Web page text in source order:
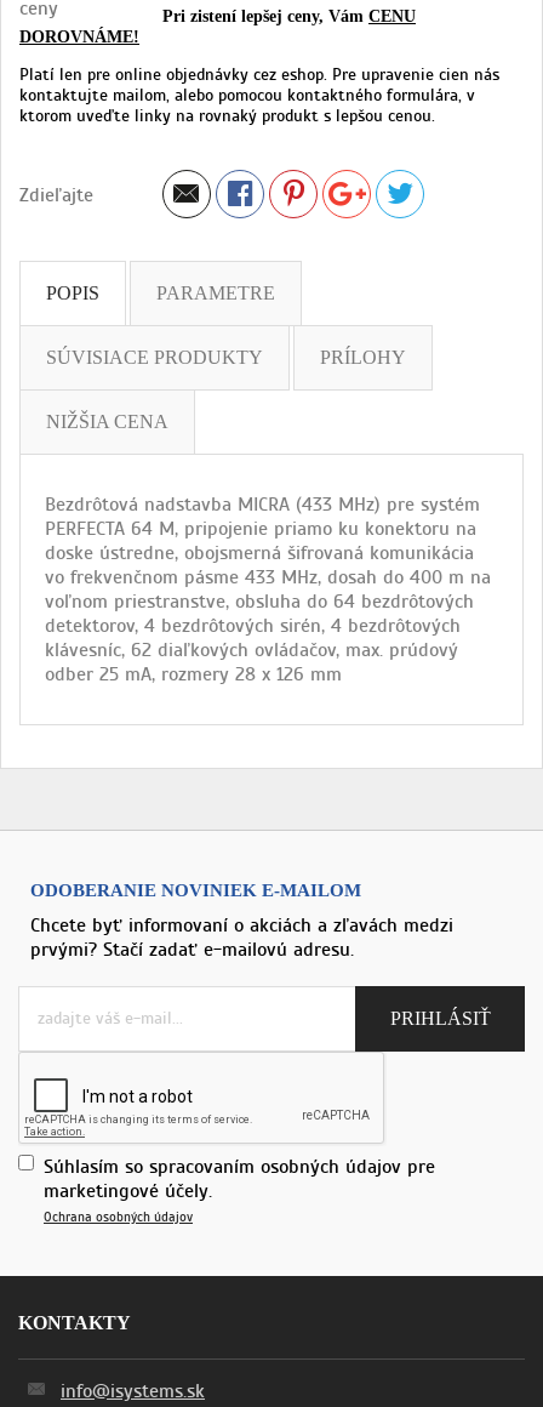
Pri zistení lepšej ceny, Vám CENU
DOROVNÁME!
Platí len pre online objednávky cez eshop. Pre upravenie cien nás
kontaktujte mailom, alebo pomocou kontaktného formulára, v
ktorom uveďte linky na rovnaký produkt s lepšou cenou.
Zdieľajte
POPIS PARAMETRE
SÚVISIACE PRODUKTY PRÍLOHY
NIŽŠIA CENA
Bezdrôtová nadstavba MICRA (433 MHz) pre systém
PERFECTA 64 M, pripojenie priamo ku konektoru na
doske ústredne, obojsmerná šifrovaná komunikácia
vo frekvenčnom pásme 433 MHz, dosah do 400 m na
voľnom priestranstve, obsluha do 64 bezdrôtových
detektorov, 4 bezdrôtových sirén, 4 bezdrôtových
klávesníc, 62 diaľkových ovládačov, max. prúdový
odber 25 mA, rozmery 28 x 126 mm
ODOBERANIE NOVINIEK E-MAILOM
Chcete byť informovaní o akciách a zľavách medzi
prvými? Stačí zadať e-mailovú adresu.
Súhlasím so spracovaním osobných údajov pre
marketingové účely.
Ochrana osobných údajov
KONTAKTY
info@isystems.sk